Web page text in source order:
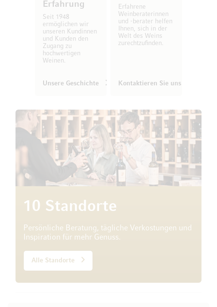
Erfahrung
Seit 1948
ermöglichen wir
unseren Kundinnen
und Kunden den
Zugang zu
hochwertigen
Weinen.
Unsere Geschichte
Erfahrene
Weinberaterinnen
und -berater helfen
Ihnen, sich in der
Welt des Weins
zurechtzufinden.
Kontaktieren Sie uns
10 Standorte
Persönliche Beratung, tägliche Verkostungen und
Inspiration für mehr Genuss.
Alle Standorte